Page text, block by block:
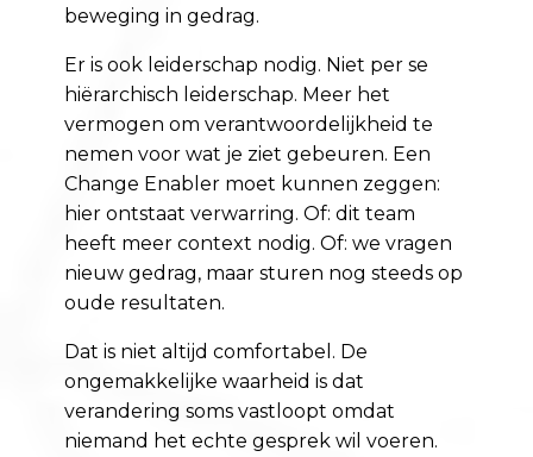
beweging in gedrag.
Er is ook leiderschap nodig. Niet per se
hiërarchisch leiderschap. Meer het
vermogen om verantwoordelijkheid te
nemen voor wat je ziet gebeuren. Een
Change Enabler moet kunnen zeggen:
hier ontstaat verwarring. Of: dit team
heeft meer context nodig. Of: we vragen
nieuw gedrag, maar sturen nog steeds op
oude resultaten.
Dat is niet altijd comfortabel. De
ongemakkelijke waarheid is dat
verandering soms vastloopt omdat
niemand het echte gesprek wil voeren.